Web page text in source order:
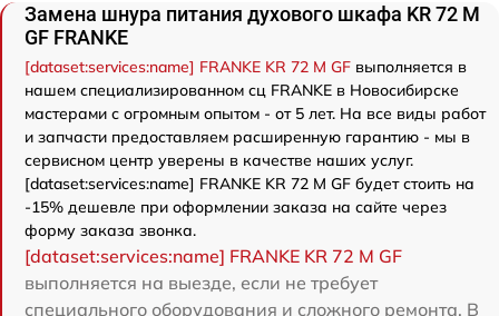
Замена шнура питания духового шкафа KR 72 M
GF FRANKE
[dataset:services:name] FRANKE KR 72 M GF выполняется в
нашем специализированном сц FRANKE в Новосибирске
мастерами с огромным опытом - от 5 лет. На все виды работ
и запчасти предоставляем расширенную гарантию - мы в
сервисном центр уверены в качестве наших услуг.
[dataset:services:name] FRANKE KR 72 M GF будет стоить на
-15% дешевле при оформлении заказа на сайте через
форму заказа звонка.
[dataset:services:name] FRANKE KR 72 M GF
выполняется на выезде, если не требует
специального оборудования и сложного ремонта. В